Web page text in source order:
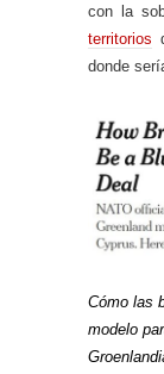
con la
territorios
donde
Cómo las
modelo